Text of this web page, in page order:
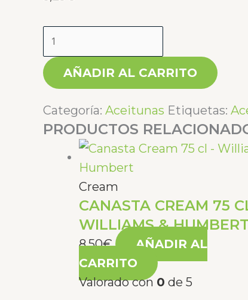
AÑADIR AL CARRITO
Categoría: Aceitunas Etiquetas:
PRODUCTOS
Cream
CANASTA CREAM 75
WILLIAMS & HUMBERT
8,50€
AÑADIR AL
CARRITO
Valorado con 0 de 5